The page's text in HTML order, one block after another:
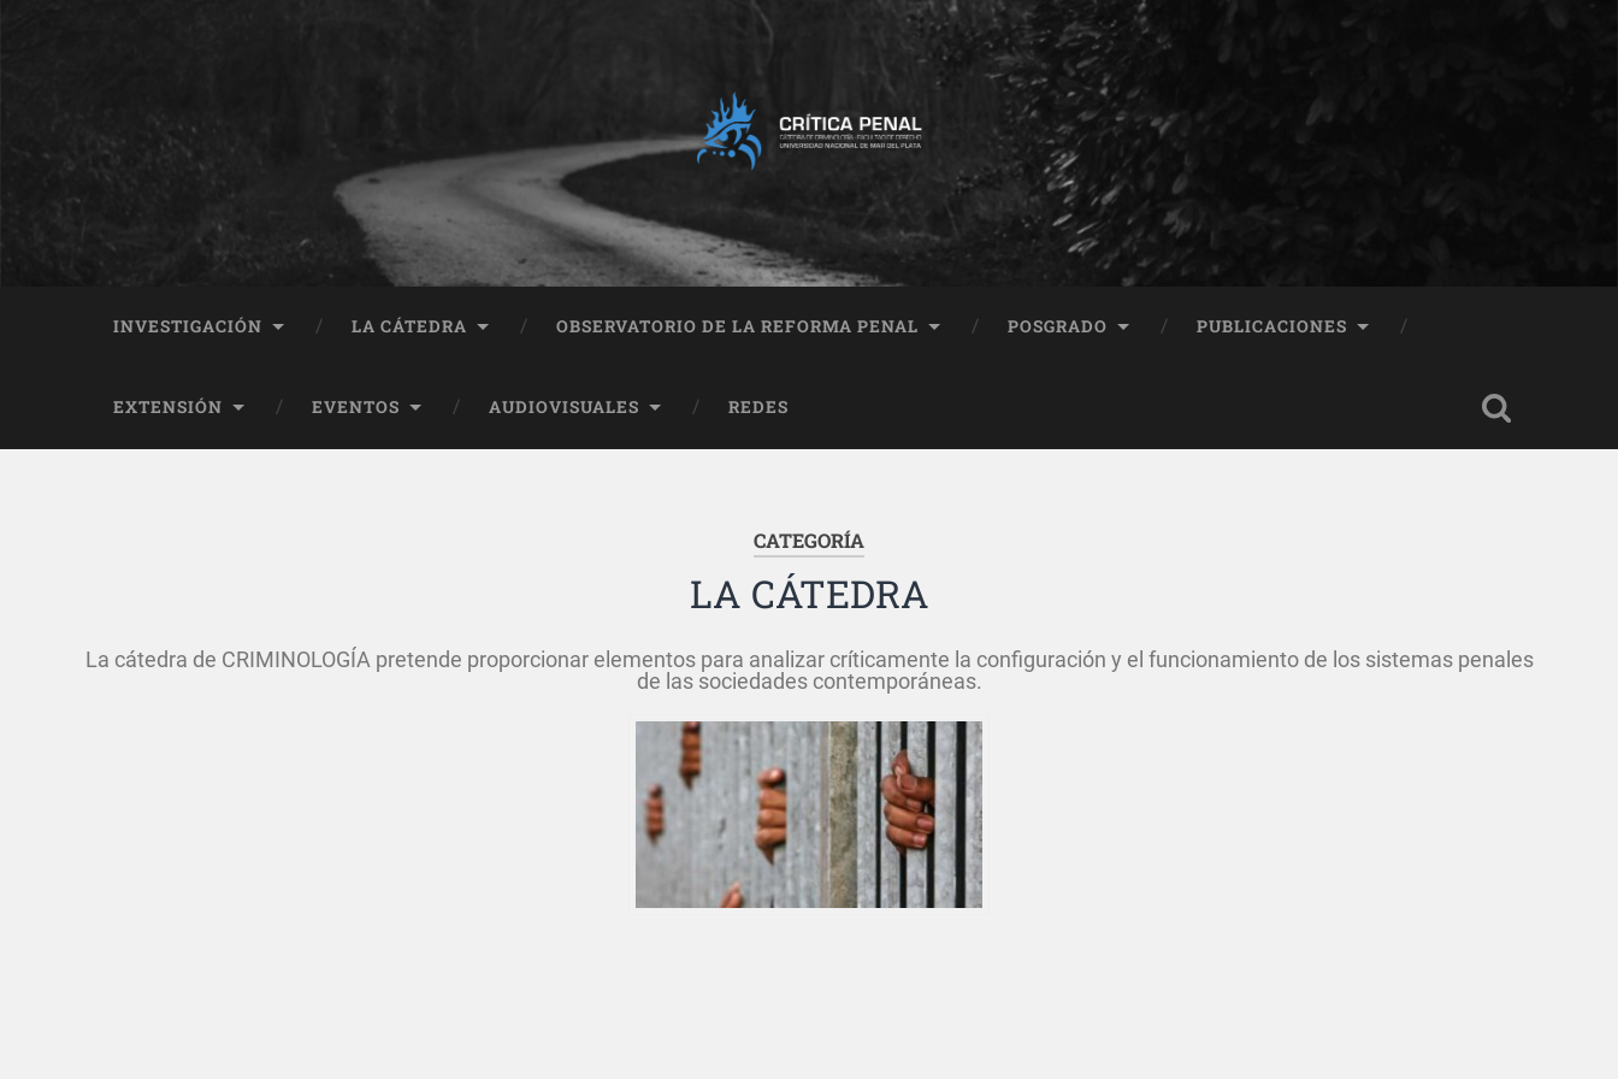
INVESTIGACIÓN LA CÁTEDRA OBSERVATORIO DE LA REFORMA PENAL POSGRADO PUBLICACIONES
EXTENSIÓN EVENTOS AUDIOVISUALES REDES
CATEGORÍA
LA CÁTEDRA
La cátedra de CRIMINOLOGÍA pretende proporcionar elementos para analizar críticamente la configuración y el funcionamiento de los sistemas penales
de las sociedades contemporáneas.